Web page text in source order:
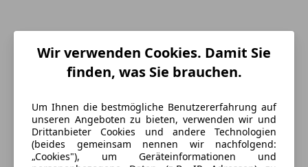
Wir verwenden Cookies. Damit Sie
finden, was Sie brauchen.
Um Ihnen die bestmögliche Benutzererfahrung auf
unseren Angeboten zu bieten, verwenden wir und
Drittanbieter Cookies und andere Technologien
(beides gemeinsam nennen wir nachfolgend:
„Cookies"), um Geräteinformationen und